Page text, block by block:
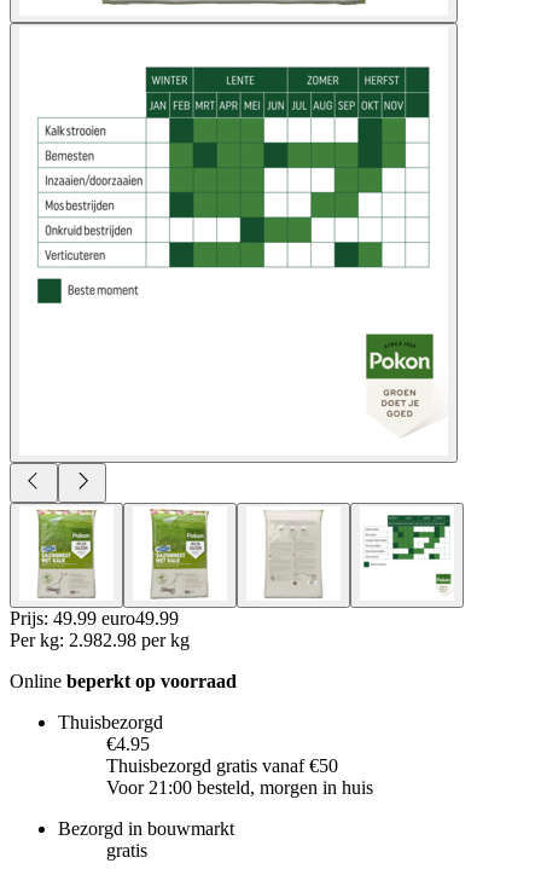
Prijs: 49.99 euro49.99
Per kg: 2.982.98 per kg
Online beperkt op voorraad
Thuisbezorgd
€4.95
Thuisbezorgd gratis vanaf €50
Voor 21:00 besteld, morgen in huis
Bezorgd in bouwmarkt
gratis